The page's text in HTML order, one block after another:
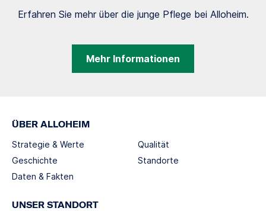
Erfahren Sie mehr über die junge Pflege bei Alloheim.
Mehr Informationen
ÜBER ALLOHEIM
Strategie & Werte
Geschichte
Daten & Fakten
Qualität
Standorte
UNSER STANDORT